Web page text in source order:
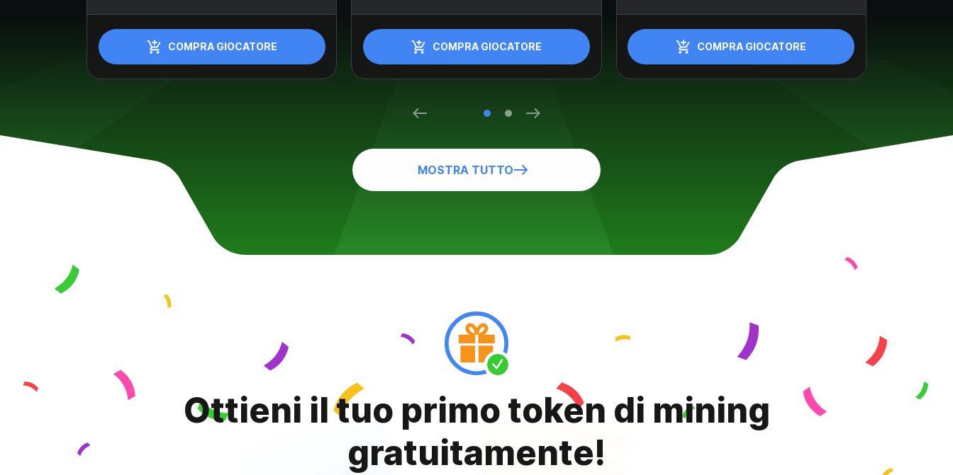
COMPRA GIOCATORE COMPRA GIOCATORE COMPRA GIOCATORE
MOSTRA TUTTO
Ottieni il tuo primo token di mining
gratuitamente!